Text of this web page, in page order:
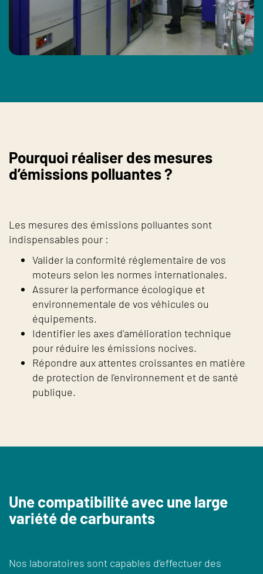
Pourquoi réaliser des mesures
d’émissions polluantes ?
Les mesures des émissions polluantes sont
indispensables pour :
Valider la conformité réglementaire de vos
moteurs selon les normes internationales.
Assurer la performance écologique et
environnementale de vos véhicules ou
équipements.
Identifier les axes d'amélioration technique
pour réduire les émissions nocives.
Répondre aux attentes croissantes en matière
de protection de l'environnement et de santé
publique.
Une compatibilité avec une large
variété de carburants
Nos laboratoires sont capables d’effectuer des